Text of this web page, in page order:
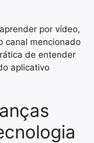
por vídeo,
canal mencionado
de entender
aplicativo